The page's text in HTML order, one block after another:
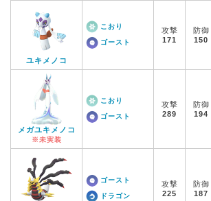
ユキメノコ
こおり
ゴースト
攻撃
171
防御
150
メガユキメノコ
※未実装
こおり
ゴースト
攻撃
289
防御
194
ゴースト
ドラゴン
攻撃
225
防御
187